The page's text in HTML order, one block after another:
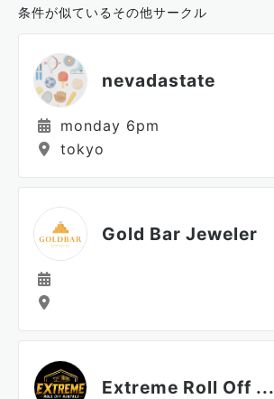
条件が似ているその他サークル
nevadastate
monday 6pm
tokyo
Gold Bar Jeweler
Extreme Roll Off ...